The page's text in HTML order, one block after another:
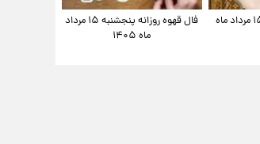
فال حافظ پنجشنبه ۱۵ مرداد ماه
فال قهوه روزانه پنجشنبه ۱۵ مرداد
ماه ۱۴۰۵